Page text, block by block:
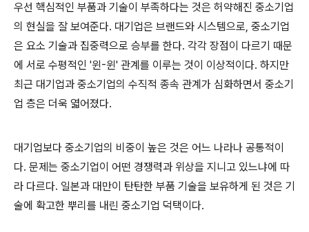
우선 핵심적인 부품과 기술이 부족하다는 것은 허약해진 중소기업
의 현실을 잘 보여준다. 대기업은 브랜드와 시스템으로, 중소기업
은 요소 기술과 집중력으로 승부를 한다. 각각 장점이 다르기 때문
에 서로 수평적인 '윈-윈' 관계를 이루는 것이 이상적이다. 하지만
최근 대기업과 중소기업의 수직적 종속 관계가 심화하면서 중소기
업 층은 더욱 엷어졌다.
대기업보다 중소기업의 비중이 높은 것은 어느 나라나 공통적이
다. 문제는 중소기업이 어떤 경쟁력과 위상을 지니고 있느냐에 따
라 다르다. 일본과 대만이 탄탄한 부품 기술을 보유하게 된 것은 기
술에 확고한 뿌리를 내린 중소기업 덕택이다.